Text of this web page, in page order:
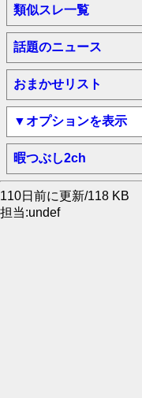
類似スレ一覧
話題のニュース
おまかせリスト
▼オプションを表示
暇つぶし2ch
110日前に更新/118 KB
担当:undef